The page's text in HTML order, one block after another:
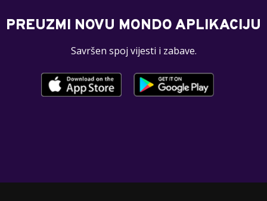
PREUZMI NOVU MONDO APLIKACIJU
Savršen spoj vijesti i zabave.